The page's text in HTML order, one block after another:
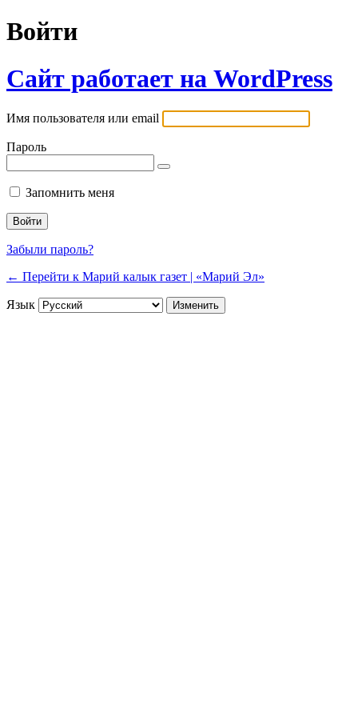
Войти
Сайт работает на WordPress
Имя пользователя или email
Пароль
Запомнить меня
Забыли пароль?
← Перейти к Марий калык газет | «Марий Эл»
Язык